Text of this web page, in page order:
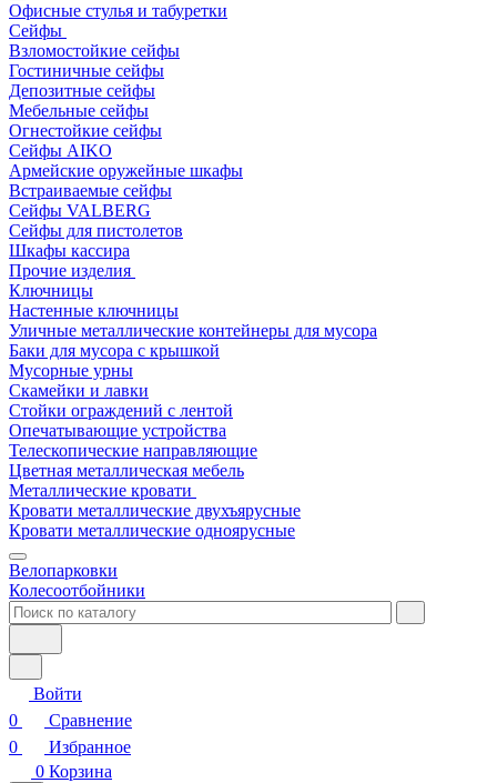
Офисные стулья и табуретки
Сейфы
Взломостойкие сейфы
Гостиничные сейфы
Депозитные сейфы
Мебельные сейфы
Огнестойкие сейфы
Сейфы AIKO
Армейские оружейные шкафы
Встраиваемые сейфы
Сейфы VALBERG
Сейфы для пистолетов
Шкафы кассира
Прочие изделия
Ключницы
Настенные ключницы
Уличные металлические контейнеры для мусора
Баки для мусора с крышкой
Мусорные урны
Скамейки и лавки
Стойки ограждений с лентой
Опечатывающие устройства
Телескопические направляющие
Цветная металлическая мебель
Металлические кровати
Кровати металлические двухъярусные
Кровати металлические одноярусные
Велопарковки
Колесоотбойники
Войти
0
Сравнение
0
Избранное
0 Корзина